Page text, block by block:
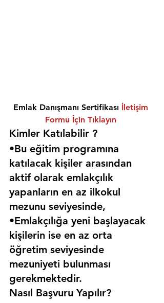
Emlak Danışmanı Sertifikası İletişim
Formu İçin Tıklayın
Kimler Katılabilir ?
•Bu eğitim programına
katılacak kişiler arasından
aktif olarak emlakçılık
yapanların en az ilkokul
mezunu seviyesinde,
•Emlakçılığa yeni başlayacak
kişilerin ise en az orta
öğretim seviyesinde
mezuniyeti bulunması
gerekmektedir.
Nasıl Başvuru Yapılır?